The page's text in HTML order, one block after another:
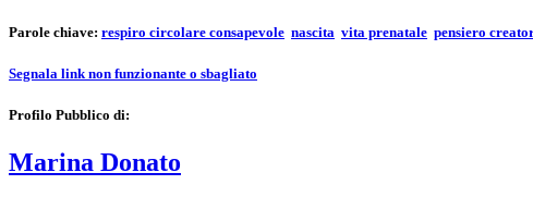
Parole chiave: respiro circolare consapevole nascita vita prenatale pensiero
Segnala link non funzionante o sbagliato
Profilo Pubblico di:
Marina Donato